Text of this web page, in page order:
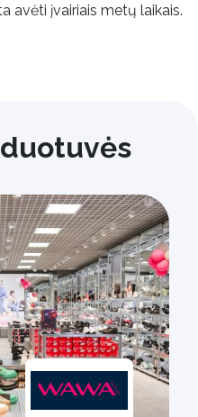
avėti įvairiais metų laikais.